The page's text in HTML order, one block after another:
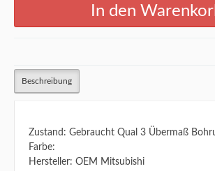
Beschreibung
Zustand: Gebraucht Qual 3 Übermaß
Farbe:
Hersteller: OEM Mitsubishi